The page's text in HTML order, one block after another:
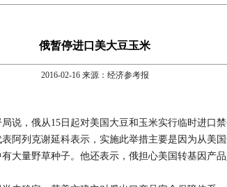
俄暂停进口美大豆玉米
2016-02-16 来源：经济参考报
说，俄从15日起对美国大豆和玉米实行临时进口禁
阿列克谢延科表示，实施此举措主要是因为从美
大量野草种子。他还表示，俄担心美国转基因产